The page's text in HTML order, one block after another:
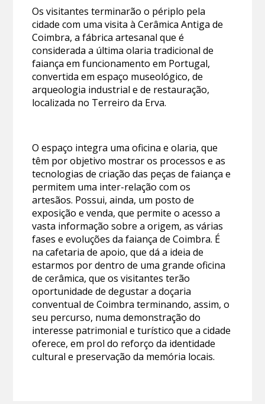
Os visitantes terminarão o périplo pela
cidade com uma visita à Cerâmica Antiga de
Coimbra, a fábrica artesanal que é
considerada a última olaria tradicional de
faiança em funcionamento em Portugal,
convertida em espaço museológico, de
arqueologia industrial e de restauração,
localizada no Terreiro da Erva.
O espaço integra uma oficina e olaria, que
têm por objetivo mostrar os processos e as
tecnologias de criação das peças de faiança e
permitem uma inter-relação com os
artesãos. Possui, ainda, um posto de
exposição e venda, que permite o acesso a
vasta informação sobre a origem, as várias
fases e evoluções da faiança de Coimbra. É
na cafetaria de apoio, que dá a ideia de
estarmos por dentro de uma grande oficina
de cerâmica, que os visitantes terão
oportunidade de degustar a doçaria
conventual de Coimbra terminando, assim, o
seu percurso, numa demonstração do
interesse patrimonial e turístico que a cidade
oferece, em prol do reforço da identidade
cultural e preservação da memória locais.